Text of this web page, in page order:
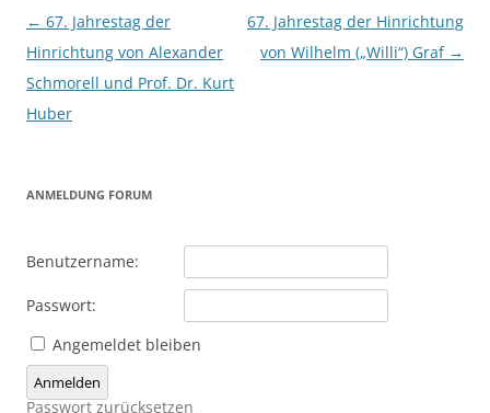
Beitragsnavigation
← 67. Jahrestag der
Hinrichtung von Alexander
Schmorell und Prof. Dr. Kurt
Huber
67. Jahrestag der Hinrichtung
von Wilhelm („Willi“) Graf →
ANMELDUNG FORUM
Benutzername:
Passwort:
Angemeldet bleiben
Anmelden
Passwort zurücksetzen